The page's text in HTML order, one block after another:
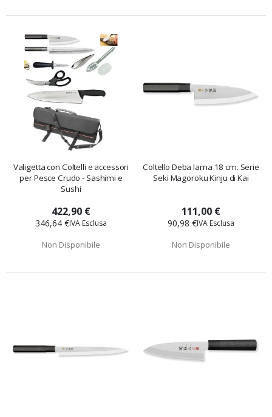
Valigetta con Coltelli e accessori
per Pesce Crudo - Sashimi e
Sushi
422,90 €
346,64 €
Non Disponibile
Coltello Deba lama 18 cm. Serie
Seki Magoroku Kinju di Kai
111,00 €
90,98 €
Non Disponibile